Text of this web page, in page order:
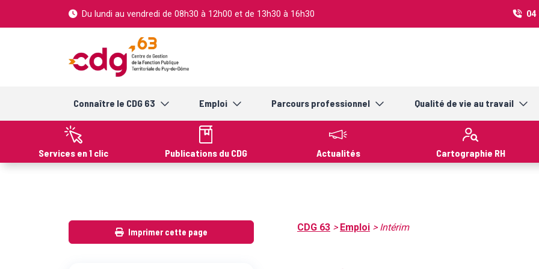
Du lundi au vendredi de 08h30 à 12h00 et de 13h30 à 16h30 04
Connaître le CDG 63 Emploi Parcours professionnel Qualité de vie au travail
Services en 1 clic Publications du CDG Actualités Cartographie RH
CDG 63 > Emploi > Intérim
Imprimer cette page
Cookies management panel